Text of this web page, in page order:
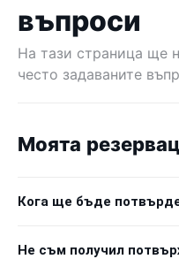
въпроси
На тази страница ще
често задаваните
Моята
Кога ще бъде
Не съм получил